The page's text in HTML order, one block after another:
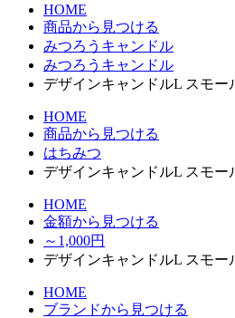
HOME
商品から見つける
みつろうキャンドル
みつろうキャンドル
デザインキャンドルL スモー
HOME
商品から見つける
はちみつ
デザインキャンドルL スモー
HOME
金額から見つける
～1,000円
デザインキャンドルL スモー
HOME
ブランドから見つける